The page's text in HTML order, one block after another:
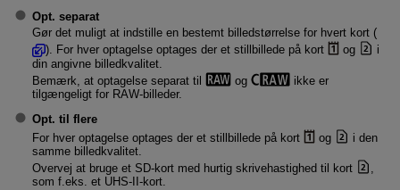
Opt. separat
Gør det muligt at indstille en bestemt billedstørrelse for hvert kort (
). For hver optagelse optages der et stillbillede på kort
og
i
din angivne billedkvalitet.
Bemærk, at optagelse separat til
og
ikke er
tilgængeligt for RAW-billeder.
Opt. til flere
For hver optagelse optages der et stillbillede på kort
og
i den
samme billedkvalitet.
Overvej at bruge et SD-kort med hurtig skrivehastighed til kort
,
som f.eks. et UHS-II-kort.